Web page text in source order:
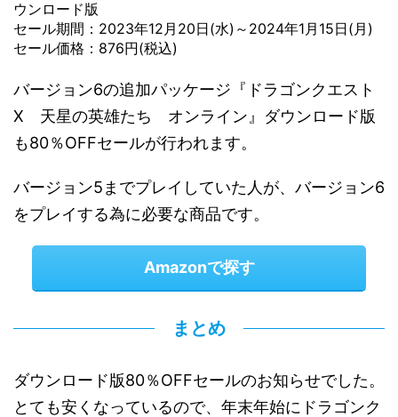
ウンロード版
セール期間：2023年12月20日(水)～2024年1月15日(月)
セール価格：876円(税込)
バージョン6の追加パッケージ『ドラゴンクエスト
X 天星の英雄たち オンライン』ダウンロード版
も80％OFFセールが行われます。
バージョン5までプレイしていた人が、バージョン6
をプレイする為に必要な商品です。
Amazonで探す
まとめ
ダウンロード版80％OFFセールのお知らせでした。
とても安くなっているので、年末年始にドラゴンク